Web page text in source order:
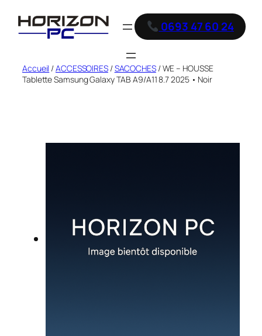
0693 47 60 24
Accueil /ACCESSOIRES/SACOCHES/ WE – HOUSSE
Tablette Samsung Galaxy TAB A9/A11 8.7 2025 • Noir